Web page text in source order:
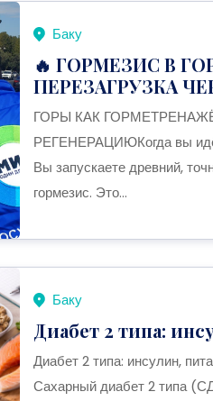
Баку
🔥 ГОРМЕЗИС В
ПЕРЕЗАГРУЗКА
ГОРЫ КАК
РЕГЕНЕРАЦИЮКогда вы
Вы запускаете древний,
гормезис. Это...
Баку
Диабет 2 типа:
Диабет 2 типа: инсулин,
Сахарный диабет 2 типа